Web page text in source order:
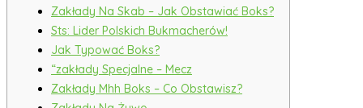
Zakłady Na Skab – Jak Obstawiać Boks?
Sts: Lider Polskich Bukmacherów!
Jak Typować Boks?
“zakłady Specjalne – Mecz
Zakłady Mhh Boks – Co Obstawisz?